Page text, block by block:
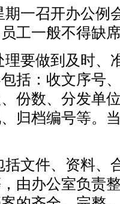
期一召开办公例
工一般不得缺
要做到及时、
括：收文序号
份数、分发单
归档编号等。
括文件、资料、
由办公室负责